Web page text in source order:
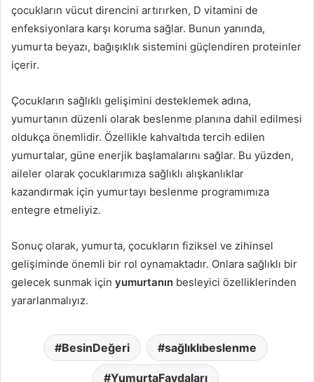
çocukların vücut direncini artırırken, D vitamini de
enfeksiyonlara karşı koruma sağlar. Bunun yanında,
yumurta beyazı, bağışıklık sistemini güçlendiren proteinler
içerir.
Çocukların sağlıklı gelişimini desteklemek adına,
yumurtanın düzenli olarak beslenme planına dahil edilmesi
oldukça önemlidir. Özellikle kahvaltıda tercih edilen
yumurtalar, güne enerjik başlamalarını sağlar. Bu yüzden,
aileler olarak çocuklarımıza sağlıklı alışkanlıklar
kazandırmak için yumurtayı beslenme programımıza
entegre etmeliyiz.
Sonuç olarak, yumurta, çocukların fiziksel ve zihinsel
gelişiminde önemli bir rol oynamaktadır. Onlara sağlıklı bir
gelecek sunmak için yumurtanın besleyici özelliklerinden
yararlanmalıyız.
BesinDeğeri sağlıklıbeslenme
YumurtaFaydaları